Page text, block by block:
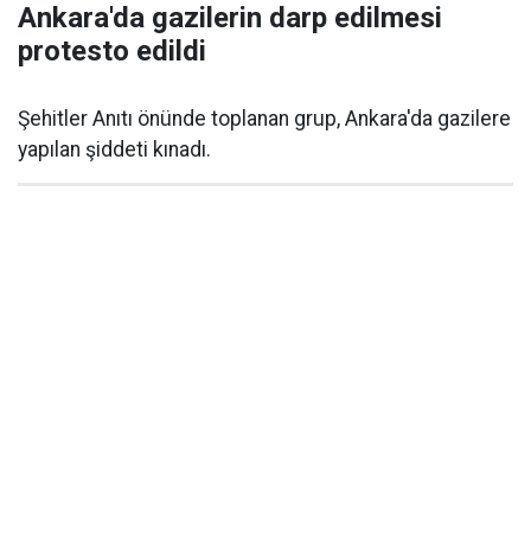
Ankara'da gazilerin darp edilmesi
protesto edildi
Şehitler Anıtı önünde toplanan grup, Ankara'da gazilere
yapılan şiddeti kınadı.